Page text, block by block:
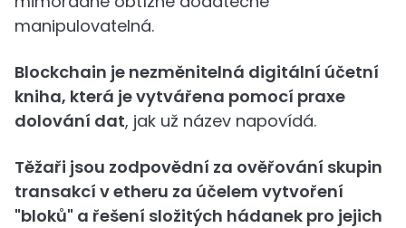
manipulovatelná.
Blockchain je nezměnitelná digitální účetní
kniha, která je vytvářena pomocí praxe
dolování dat, jak už název napovídá.
Těžaři jsou zodpovědní za ověřování skupin
transakcí v etheru za účelem vytvoření
"bloků" a řešení složitých hádanek pro jejich